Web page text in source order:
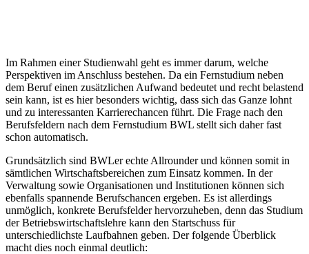
Im Rahmen einer Studienwahl geht es immer darum, welche
Perspektiven im Anschluss bestehen. Da ein Fernstudium neben
dem Beruf einen zusätzlichen Aufwand bedeutet und recht belastend
sein kann, ist es hier besonders wichtig, dass sich das Ganze lohnt
und zu interessanten Karrierechancen führt. Die Frage nach den
Berufsfeldern nach dem Fernstudium BWL stellt sich daher fast
schon automatisch.
Grundsätzlich sind BWLer echte Allrounder und können somit in
sämtlichen Wirtschaftsbereichen zum Einsatz kommen. In der
Verwaltung sowie Organisationen und Institutionen können sich
ebenfalls spannende Berufschancen ergeben. Es ist allerdings
unmöglich, konkrete Berufsfelder hervorzuheben, denn das Studium
der Betriebswirtschaftslehre kann den Startschuss für
unterschiedlichste Laufbahnen geben. Der folgende Überblick
macht dies noch einmal deutlich: